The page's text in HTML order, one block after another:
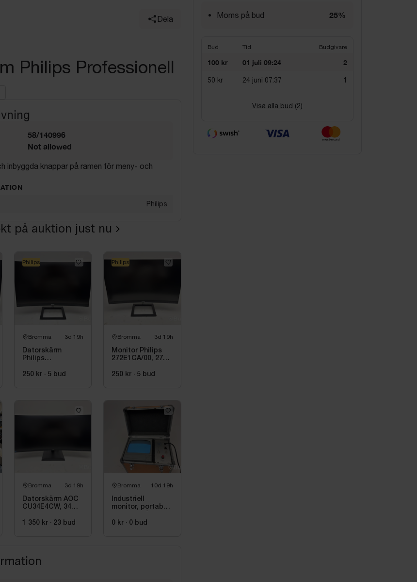
Dela
Philips Professionell
58/140996
Not allowed
inbyggda knappar på ramen för meny- och
Philips
på auktion just nu
Bromma 3d 19h
Datorskärm
Philips
tum
250 kr · 5 bud
Philips
Bromma 3d 19h
Monitor Philips
272E1CA/00, 27
250 kr · 5 bud
Philips
Bromma 3d 19h
Datorskärm AOC
CU34E4CW, 34
1 350 kr · 23 bud
Bromma 10d 19h
Industriell
monitor, portabelt
0 kr · 0 bud
Moms på bud 25%
Bud Tid Budgivare
100 kr 01 juli 09:24 2
50 kr 24 juni 07:37 1
Visa alla bud (2)